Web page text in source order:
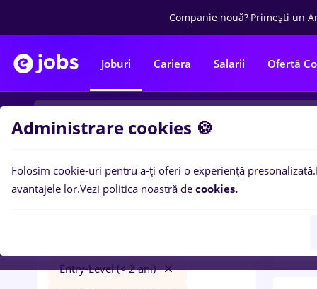
Companie nouă? Primești un
Joburi Cariera Salarii Ofertă
Filtre
Entry-Level (< 2 ani)
0
Administrare cookies 🍪
Folosim cookie-uri pentru a-ți oferi o experiență presonalizată.
avantajele lor.Vezi politica noastră de cookies.